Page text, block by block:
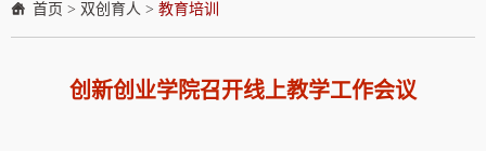
首页 > 双创育人 > 教育培训
创新创业学院召开线上教学工作会议